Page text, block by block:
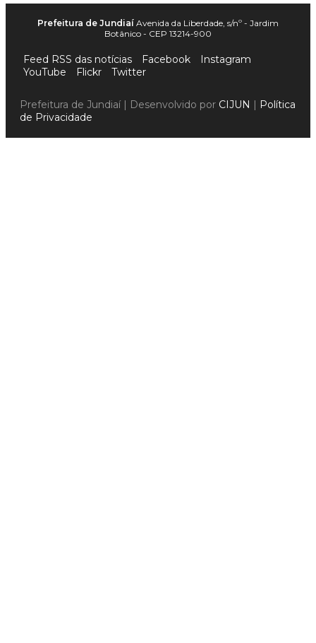
Prefeitura de Jundiaí Avenida da Liberdade, s/nº - Jardim
Botânico - CEP 13214-900
Feed RSS das notícias Facebook
Instagram
YouTube
Flickr Twitter
Prefeitura de Jundiaí | Desenvolvido por CIJUN | Política
de Privacidade